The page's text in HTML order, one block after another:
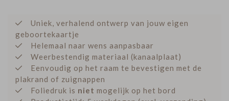
Uniek, verhalend ontwerp van jouw eigen
geboortekaartje
Helemaal naar wens aanpasbaar
Weerbestendig materiaal (kanaalplaat)
Eenvoudig op het raam te bevestigen met de
plakrand of zuignappen
Foliedruk is niet mogelijk op het bord